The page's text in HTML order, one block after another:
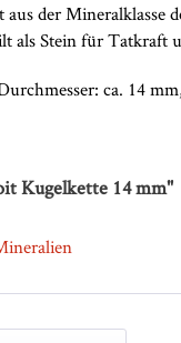
der Mineralklasse
als Stein für Tatkraft
ca. 14
Kugelkette 14 mm"